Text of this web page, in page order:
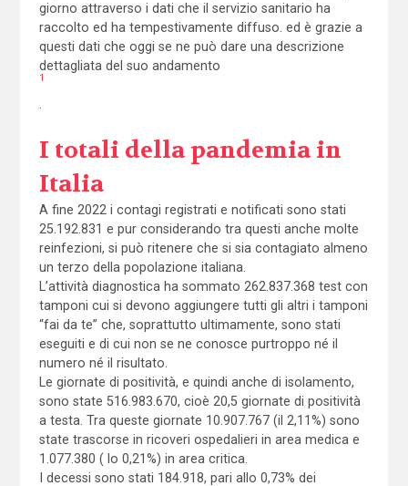
giorno attraverso i dati che il servizio sanitario ha
raccolto ed ha tempestivamente diffuso. ed è grazie a
questi dati che oggi se ne può dare una descrizione
dettagliata del suo andamento
1
I totali della pandemia in
Italia
A fine 2022 i contagi registrati e notificati sono stati
25.192.831 e pur considerando tra questi anche molte
reinfezioni, si può ritenere che si sia contagiato almeno
un terzo della popolazione italiana.
L’attività diagnostica ha sommato 262.837.368 test con
tamponi cui si devono aggiungere tutti gli altri i tamponi
“fai da te” che, soprattutto ultimamente, sono stati
eseguiti e di cui non se ne conosce purtroppo né il
numero né il risultato.
Le giornate di positività, e quindi anche di isolamento,
sono state 516.983.670, cioè 20,5 giornate di positività
a testa. Tra queste giornate 10.907.767 (il 2,11%) sono
state trascorse in ricoveri ospedalieri in area medica e
1.077.380 ( lo 0,21%) in area critica.
I decessi sono stati 184.918, pari allo 0,73% dei